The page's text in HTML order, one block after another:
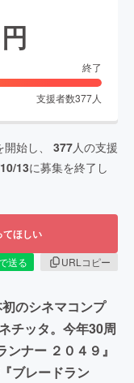
円
終了
支援者数377人
始し、 377人の支援
13に募集を終了し
てほしい
送る
URLコピー
のシネマコンプ
チッタ。今年30周
ナー ２０４９』
ブレードラン